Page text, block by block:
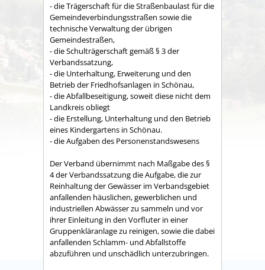
- die Trägerschaft für die Straßenbaulast für die
Gemeindeverbindungsstraßen sowie die
technische Verwaltung der übrigen
Gemeindestraßen,
- die Schulträgerschaft gemäß § 3 der
Verbandssatzung,
- die Unterhaltung, Erweiterung und den
Betrieb der Friedhofsanlagen in Schönau,
- die Abfallbeseitigung, soweit diese nicht dem
Land­kreis obliegt
- die Erstellung, Unterhaltung und den Betrieb
eines Kindergartens in Schönau.
- die Aufgaben des Personenstandswesens
Der Verband übernimmt nach Maßgabe des §
4 der Verbandssatzung die Aufgabe, die zur
Reinhaltung der Gewässer im Verbandsgebiet
anfallenden häuslichen, gewerblichen und
industriellen Abwässer zu sammeln und vor
ihrer Einleitung in den Vorfluter in einer
Gruppenkläranlage zu reinigen, sowie die dabei
anfallenden Schlamm- und Abfallstoffe
abzuführen und unschädlich unterzubringen.